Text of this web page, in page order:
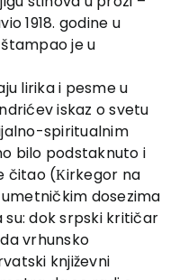
1918. godine u
štampao je u
lirika i pesme u
iskaz o svetu
spiritualnim
bilo podstaknuto i
čitao (Кirkegor na
dosezima
dok srpski kritičar
vrhunsko
književni